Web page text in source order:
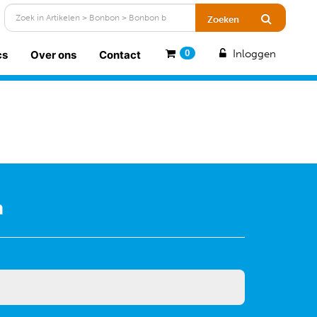
Over ons Contact 0 Inloggen